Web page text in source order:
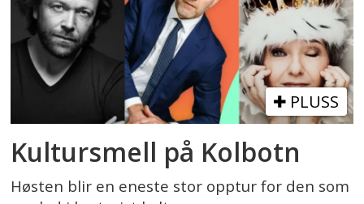
PLUSS
Kultursmell på Kolbotn
Høsten blir en eneste stor opptur for den som